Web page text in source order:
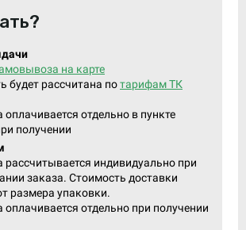
на карте
будет рассчитана потарифам ТК
оплачивается отдельно в пункте
получении
рассчитывается индивидуально при
заказа. Стоимость доставки
размера упаковки.
оплачивается отдельно при получении